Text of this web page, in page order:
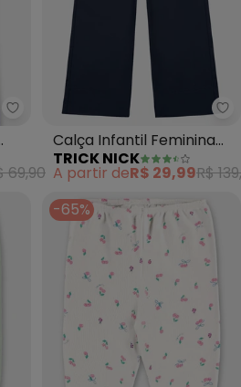
Up Baby - Calça Legging
69,90
Calça Infantil Feminina
Wide Leg (Azul)
TRICK NICK
A partir deR$ 29,99R$
-65%